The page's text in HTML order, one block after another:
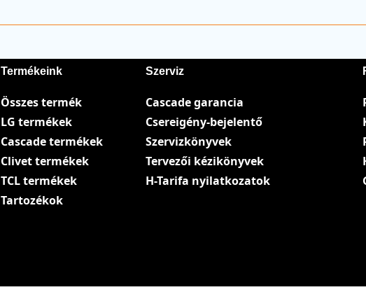
Termékeink
Összes termék
LG termékek
Cascade termékek
Clivet termékek
TCL termékek
Tartozékok
Szerviz
Cascade garancia
Csereigény-bejelentő
Szervizkönyvek
Tervezői kézikönyvek
H-Tarifa nyilatkozatok